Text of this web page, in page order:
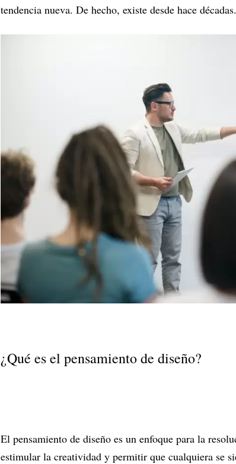
tendencia nueva. De hecho, existe desde hace décadas.
¿Qué es el pensamiento de diseño?
El pensamiento de diseño es un enfoque para la
estimular la creatividad y permitir que cualquiera se